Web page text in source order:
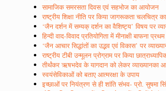
सामाजिक समरसता दिवस एवं सहभोज का आयोजन
राष्ट्रीय शिक्षा नीति पर किया जागरूकता चलचित्र
‘जैन दर्शन में सम्यक् दर्शन का वैशिष्ट्य’ विषय पर
हिन्दी वाद-विवाद प्रतियोगिता में मीनाक्षी बाफना
‘जैन आचार सिद्धांतों का उद्भव एवं विकास’ पर
राष्ट्रीय टीबी उन्मूलन प्रोग्राम पर किया
तीर्थंकर ऋषभदेव के यागदान को लेकर व्याख्यानका
स्वयंसेविकाओं को बताए आत्मरक्षा के उपाय
इच्छाओं पर नियंत्रण से ही शांति संभव- प्रो. सुषमा